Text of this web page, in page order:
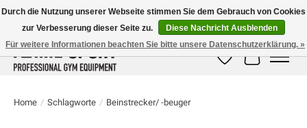
E-MAIL:info@flame-sport.deTEL.: +49 1525 9705 011
Wunschzettel
Ihr
Home / Schlagworte / Beinstrecker/ -beuger
Durch die Nutzung unserer Webseite stimmen Sie dem Gebrauch von Cookies
zur Verbesserung dieser Seite zu.
Diese Nachricht Ausblenden
Für weitere Informationen beachten Sie bitte unsere Datenschutzerklärung. »